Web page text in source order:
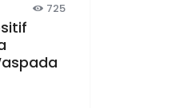
725